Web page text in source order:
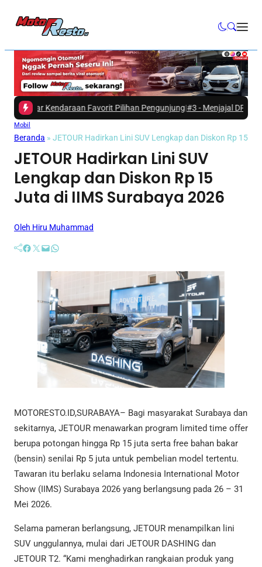
Kendaraan Favorit Pilihan Pengunjung|#3 -Menjajal DFSK E5 Plus,
Mobil
Beranda » JETOUR Hadirkan Lini SUV Lengkap dan Diskon Rp 15
JETOUR Hadirkan Lini SUV
Lengkap dan Diskon Rp 15
Juta di IIMS Surabaya 2026
Oleh Hiru Muhammad
Facebook Twitter Mail WhatsApp
MOTORESTO.ID,SURABAYA– Bagi masyarakat Surabaya dan
sekitarnya, JETOUR menawarkan program limited time offer
berupa potongan hingga Rp 15 juta serta free bahan bakar
(bensin) senilai Rp 5 juta untuk pembelian model tertentu.
Tawaran itu berlaku selama Indonesia International Motor
Show (IIMS) Surabaya 2026 yang berlangsung pada 26 – 31
Mei 2026.
Selama pameran berlangsung, JETOUR menampilkan lini
SUV unggulannya, mulai dari JETOUR DASHING dan
JETOUR T2. “Kami menghadirkan rangkaian produk yang